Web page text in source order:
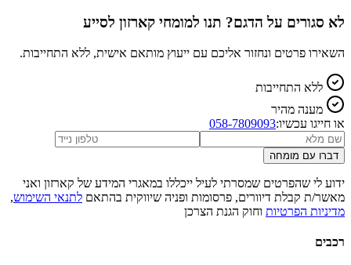
לא סגורים על הדגם? תנו למומחי קארזון לסייע
השאירו פרטים ונחזור אליכם עם ייעוץ מותאם אישית, ללא התחייבות.
ללא התחייבות
מענה מהיר
או חייגו עכשיו:058-7809093
דברו עם מומחה
ידוע לי שהפרטים שמסרתי לעיל ייכללו במאגרי המידע של קארזון ואני
מאשר/ת קבלת דיוורים, פרסומות ופניה שיווקית בהתאם לתנאי השימוש,
מדיניות הפרטיות וחוק הגנת הצרכן
רכבים